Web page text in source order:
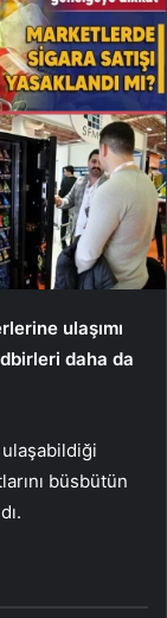
ulaşımı
daha da
büsbütün